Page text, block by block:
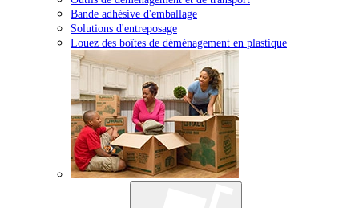
Bande adhésive d'emballage
Solutions d'entreposage
Louez des boîtes de déménagement en plastique